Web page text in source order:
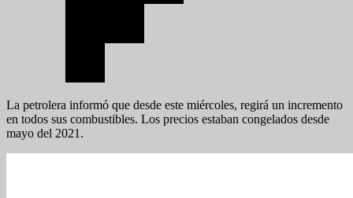
La petrolera informó que desde este miércoles, regirá un incremento
en todos sus combustibles. Los precios estaban congelados desde
mayo del 2021.